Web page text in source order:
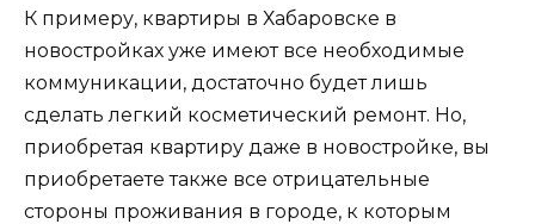
К примеру, квартиры в Хабаровске в
новостройках уже имеют все необходимые
коммуникации, достаточно будет лишь
сделать легкий косметический ремонт. Но,
приобретая квартиру даже в новостройке, вы
приобретаете также все отрицательные
стороны проживания в городе, к которым